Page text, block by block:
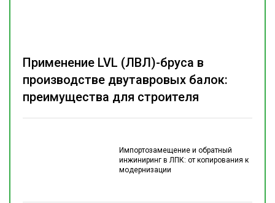
Импортозамещение и обратный
инжиниринг в ЛПК: от копирования к
модернизации
Применение LVL (ЛВЛ)-бруса в
производстве двутавровых балок:
преимущества для строителя